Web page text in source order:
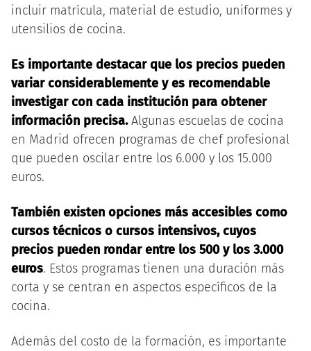
incluir matrícula, material de estudio, uniformes y
utensilios de cocina.
Es importante destacar que los precios pueden
variar considerablemente y es recomendable
investigar con cada institución para obtener
información precisa.Algunas escuelas de cocina
en Madrid ofrecen programas de chef profesional
que pueden oscilar entre los 6.000 y los 15.000
euros.
También existen opciones más accesibles como
cursos técnicos o cursos intensivos, cuyos
precios pueden rondar entre los 500 y los 3.000
euros. Estos programas tienen una duración más
corta y se centran en aspectos específicos de la
cocina.
Además del costo de la formación, es importante